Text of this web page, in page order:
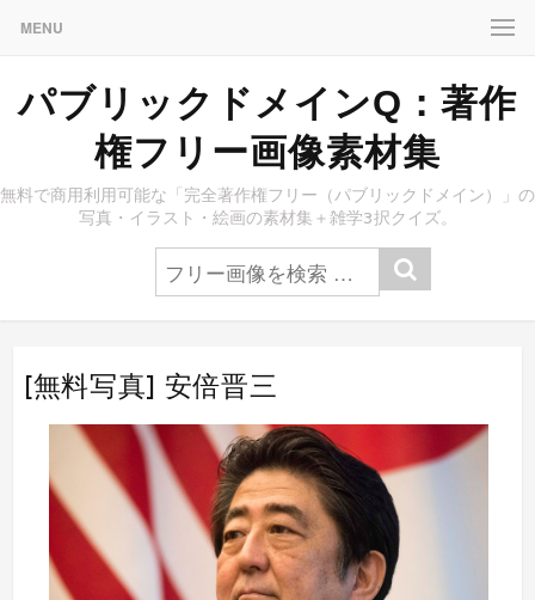
MENU
パブリックドメインQ：著作
権フリー画像素材集
無料で商用利用可能な「完全著作権フリー（パブリックドメイン）」の
写真・イラスト・絵画の素材集＋雑学3択クイズ。
[無料写真] 安倍晋三